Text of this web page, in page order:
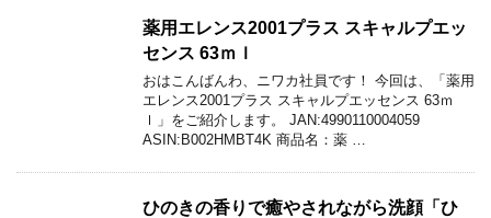
薬用エレンス2001プラス スキャルプエッ
センス 63ｍｌ
おはこんばんわ、ニワカ社員です！ 今回は、「薬用
エレンス2001プラス スキャルプエッセンス 63ｍ
ｌ」をご紹介します。 JAN:4990110004059
ASIN:B002HMBT4K 商品名：薬 …
ひのきの香りで癒やされながら洗顔「ひ